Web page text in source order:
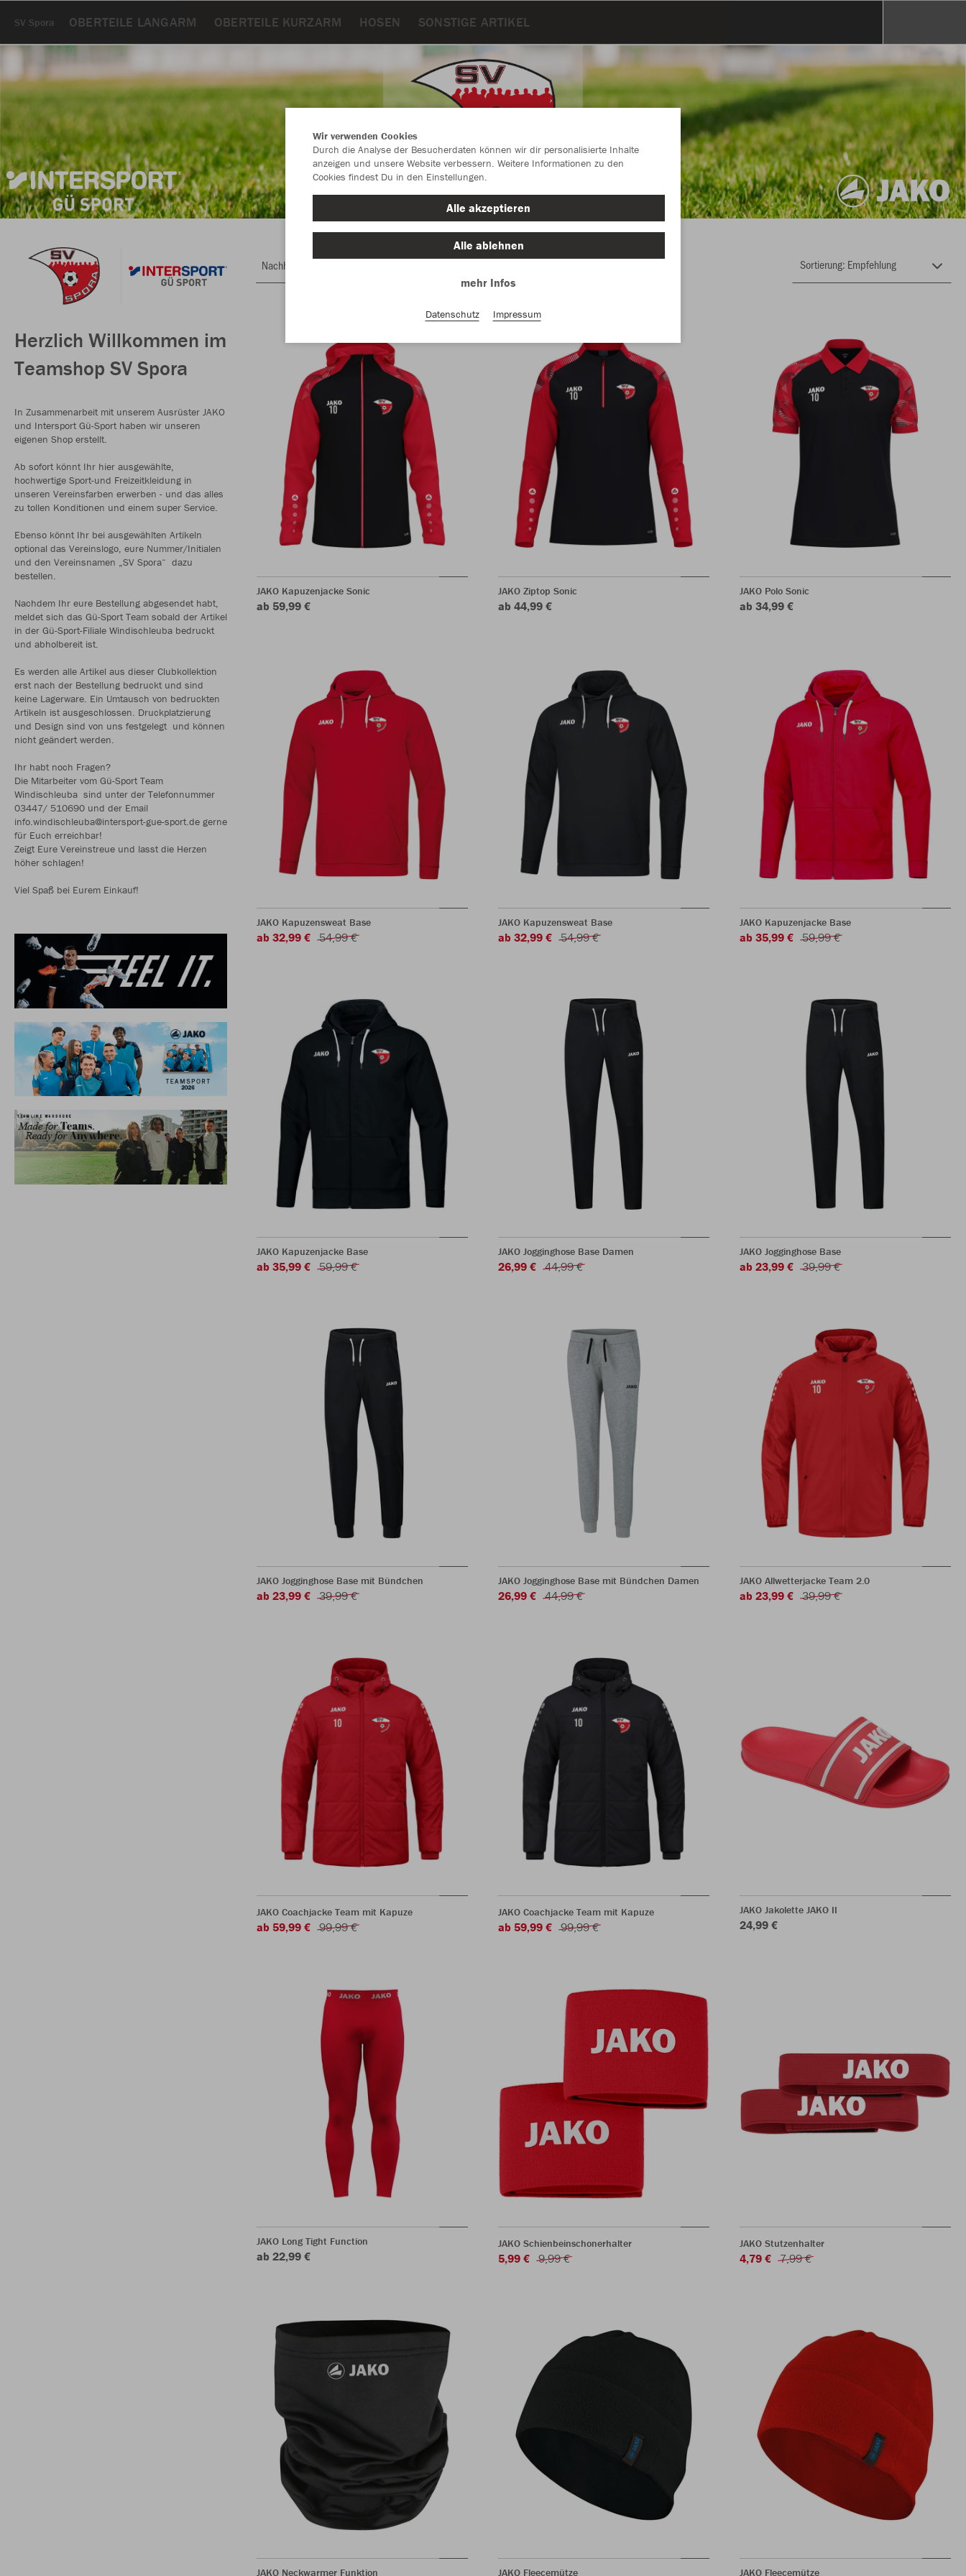
SV Spora OBERTEILE LANGARM OBERTEILE KURZARM HOSEN SONSTIGE ARTIKEL
Herzlich Willkommen im
Teamshop SV Spora
In Zusammenarbeit mit unserem Ausrüster JAKO
und Intersport Gü-Sport haben wir unseren
eigenen Shop erstellt.
Ab sofort könnt Ihr hier ausgewählte,
hochwertige Sport-und Freizeitkleidung in
unseren Vereinsfarben erwerben - und das alles
zu tollen Konditionen und einem super Service.
Ebenso könnt Ihr bei ausgewählten Artikeln
optional das Vereinslogo, eure Nummer/Initialen
und den Vereinsnamen „SV Spora“ dazu
bestellen.
Nachdem Ihr eure Bestellung abgesendet habt,
meldet sich das Gü-Sport Team sobald der Artikel
in der Gü-Sport-Filiale Windischleuba bedruckt
und abholbereit ist.
Es werden alle Artikel aus dieser Clubkollektion
erst nach der Bestellung bedruckt und sind
keine Lagerware. Ein Umtausch von bedruckten
Artikeln ist ausgeschlossen. Druckplatzierung
und Design sind von uns festgelegt und können
nicht geändert werden.
Ihr habt noch Fragen?
Die Mitarbeiter vom Gü-Sport Team
Windischleuba sind unter der Telefonnummer
03447/ 510690 und der Email
info.windischleuba@intersport-gue-sport.de gerne
für Euch erreichbar!
Zeigt Eure Vereinstreue und lasst die Herzen
höher schlagen!
Viel Spaß bei Eurem Einkauf!
Nachhaltig
JAKO Kapuzenjacke Sonic
ab 59,99 €
JAKO Ziptop Sonic
ab 44,99 €
JAKO Polo Sonic
ab 34,99 €
JAKO Kapuzensweat Base
ab 32,99 € 54,99 €
JAKO Kapuzensweat Base
ab 32,99 € 54,99 €
JAKO Kapuzenjacke Base
ab 35,99 € 59,99 €
JAKO Kapuzenjacke Base
ab 35,99 € 59,99 €
JAKO Jogginghose Base Damen
26,99 € 44,99 €
JAKO Jogginghose Base
ab 23,99 € 39,99 €
JAKO Jogginghose Base mit Bündchen
ab 23,99 € 39,99 €
JAKO Jogginghose Base mit Bündchen Damen
26,99 € 44,99 €
JAKO Allwetterjacke Team 2.0
ab 23,99 € 39,99 €
JAKO Coachjacke Team mit Kapuze
ab 59,99 € 99,99 €
JAKO Coachjacke Team mit Kapuze
ab 59,99 € 99,99 €
JAKO Jakolette JAKO II
24,99 €
JAKO Long Tight Function
ab 22,99 €
JAKO Schienbeinschonerhalter
5,99 € 9,99 €
JAKO Stutzenhalter
4,79 € 7,99 €
JAKO Neckwarmer Funktion JAKO Fleecemütze JAKO Fleecemütze
Wir verwenden Cookies
Durch die Analyse der Besucherdaten können wir dir personalisierte Inhalte
anzeigen und unsere Website verbessern. Weitere Informationen zu den
Cookies findest Du in den Einstellungen.
Alle akzeptieren
Alle ablehnen
mehr Infos
Datenschutz Impressum